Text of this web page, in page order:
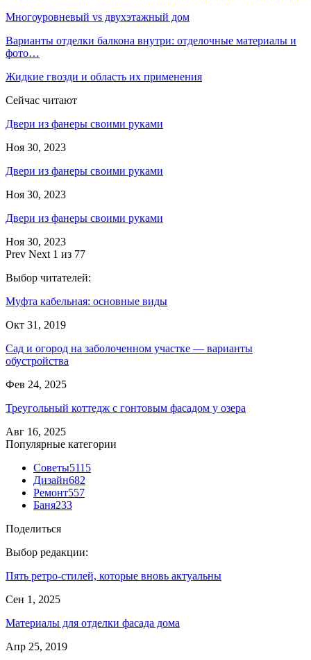
Многоуровневый vs двухэтажный дом
Варианты отделки балкона внутри: отделочные материалы и
фото…
Жидкие гвозди и область их применения
Сейчас читают
Двери из фанеры своими руками
Ноя 30, 2023
Двери из фанеры своими руками
Ноя 30, 2023
Двери из фанеры своими руками
Ноя 30, 2023
Prev Next 1 из 77
Выбор читателей:
Муфта кабельная: основные виды
Окт 31, 2019
Сад и огород на заболоченном участке — варианты
обустройства
Фев 24, 2025
Треугольный коттедж с гонтовым фасадом у озера
Авг 16, 2025
Популярные категории
Советы5115
Дизайн682
Ремонт557
Баня233
Поделиться
Выбор редакции:
Пять ретро-стилей, которые вновь актуальны
Сен 1, 2025
Материалы для отделки фасада дома
Апр 25, 2019